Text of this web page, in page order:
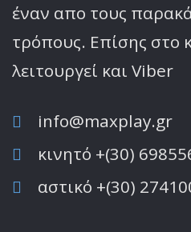
έναν απο τους
τρόπους. Επίσης στο
λειτoυργεί και Viber
info@maxplay.gr
κινητό +(30)
αστικό +(30)